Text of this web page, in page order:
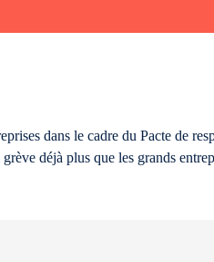
dans le cadre du Pacte de
déjà plus que les grands